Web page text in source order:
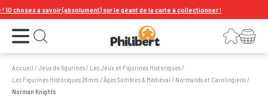
choses à savoir (absolument) sur le géant de la carte à collectionner !
Ouvrir le menu Ouvrir la recherche Connexion
Votre panier
Accueil /Jeux de figurines/ Les Jeux et Figurines Historiques/
Les Figurines Historiques 28mm /Âges Sombres & Médiéval / Normands et Carolingiens/
Norman Knights